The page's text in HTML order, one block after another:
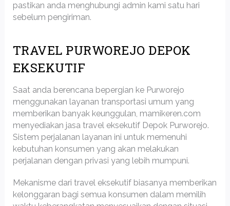
pastikan anda menghubungi admin kami satu hari
sebelum pengiriman.
TRAVEL PURWOREJO DEPOK
EKSEKUTIF
Saat anda berencana bepergian ke Purworejo
menggunakan layanan transportasi umum yang
memberikan banyak keunggulan, mamikeren.com
menyediakan jasa travel eksekutif Depok Purworejo.
Sistem perjalanan layanan ini untuk memenuhi
kebutuhan konsumen yang akan melakukan
perjalanan dengan privasi yang lebih mumpuni.
Mekanisme dari travel eksekutif biasanya memberikan
kelonggaran bagi semua konsumen dalam memilih